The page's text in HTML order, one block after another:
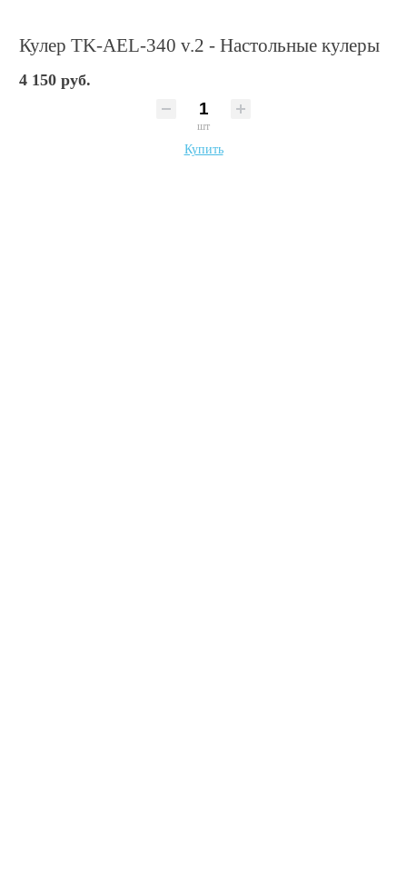
Кулер TK-AEL-340 v.2 - Настольные кулеры
4 150 руб.
шт
Купить